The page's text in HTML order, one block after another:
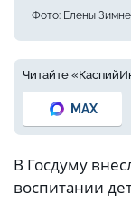
Фото: Елены
Читайте
MAX
В Госдуму
воспитании